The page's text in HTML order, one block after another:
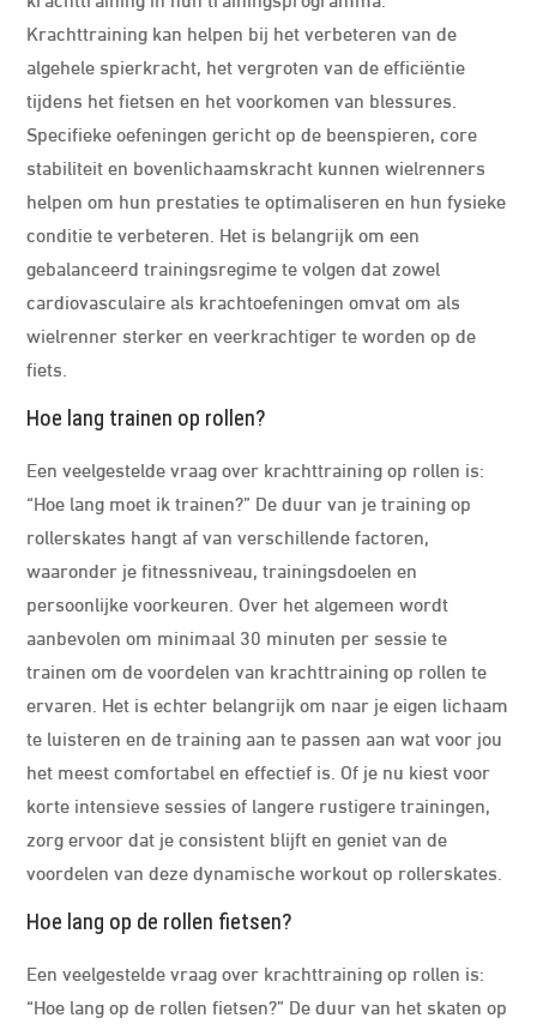
Krachttraining kan helpen bij het verbeteren van de
algehele spierkracht, het vergroten van de efficiëntie
tijdens het fietsen en het voorkomen van blessures.
Specifieke oefeningen gericht op de beenspieren, core
stabiliteit en bovenlichaamskracht kunnen wielrenners
helpen om hun prestaties te optimaliseren en hun fysieke
conditie te verbeteren. Het is belangrijk om een
gebalanceerd trainingsregime te volgen dat zowel
cardiovasculaire als krachtoefeningen omvat om als
wielrenner sterker en veerkrachtiger te worden op de
fiets.
Hoe lang trainen op rollen?
Een veelgestelde vraag over krachttraining op rollen is:
“Hoe lang moet ik trainen?” De duur van je training op
rollerskates hangt af van verschillende factoren,
waaronder je fitnessniveau, trainingsdoelen en
persoonlijke voorkeuren. Over het algemeen wordt
aanbevolen om minimaal 30 minuten per sessie te
trainen om de voordelen van krachttraining op rollen te
ervaren. Het is echter belangrijk om naar je eigen lichaam
te luisteren en de training aan te passen aan wat voor jou
het meest comfortabel en effectief is. Of je nu kiest voor
korte intensieve sessies of langere rustigere trainingen,
zorg ervoor dat je consistent blijft en geniet van de
voordelen van deze dynamische workout op rollerskates.
Hoe lang op de rollen fietsen?
Een veelgestelde vraag over krachttraining op rollen is:
“Hoe lang op de rollen fietsen?” De duur van het skaten op